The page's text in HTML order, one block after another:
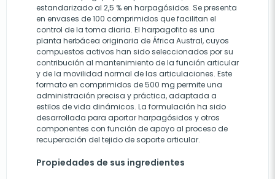
estandarizado al 2,5 % en harpagósidos. Se presenta
en envases de 100 comprimidos que facilitan el
control de la toma diaria. El harpagofito es una
planta herbácea originaria de África Austral, cuyos
compuestos activos han sido seleccionados por su
contribución al mantenimiento de la función articular
y de la movilidad normal de las articulaciones. Este
formato en comprimidos de 500 mg permite una
administración precisa y práctica, adaptada a
estilos de vida dinámicos. La formulación ha sido
desarrollada para aportar harpagósidos y otros
componentes con función de apoyo al proceso de
recuperación del tejido de soporte articular.
Propiedades de sus ingredientes